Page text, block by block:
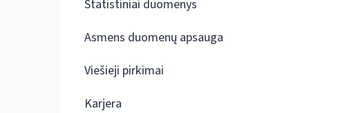
Statistiniai duomenys
Asmens duomenų apsauga
Viešieji pirkimai
Karjera